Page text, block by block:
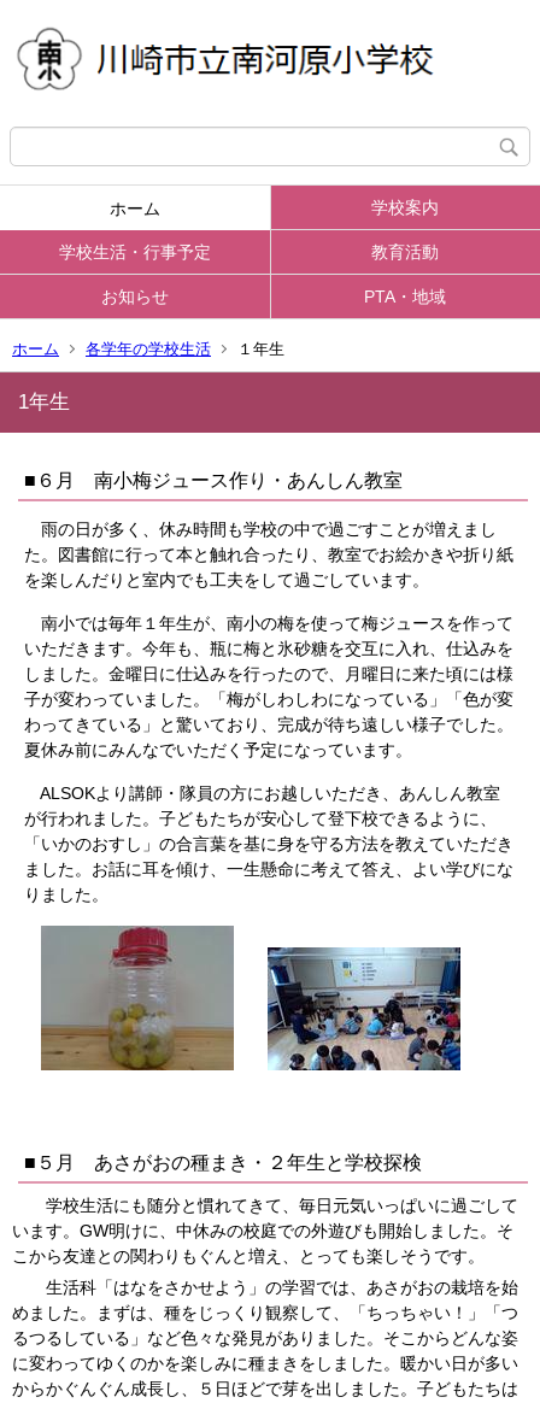
ホーム 学校案内
学校生活・行事予定 教育活動
お知らせ PTA・地域
ホーム 各学年の学校生活 １年生
1年生
■６月 南小梅ジュース作り・あんしん教室
雨の日が多く、休み時間も学校の中で過ごすことが増えまし
た。図書館に行って本と触れ合ったり、教室でお絵かきや折り紙
を楽しんだりと室内でも工夫をして過ごしています。
南小では毎年１年生が、南小の梅を使って梅ジュースを作って
いただきます。今年も、瓶に梅と氷砂糖を交互に入れ、仕込みを
しました。金曜日に仕込みを行ったので、月曜日に来た頃には様
子が変わっていました。「梅がしわしわになっている」「色が変
わってきている」と驚いており、完成が待ち遠しい様子でした。
夏休み前にみんなでいただく予定になっています。
ALSOKより講師・隊員の方にお越しいただき、あんしん教室
が行われました。子どもたちが安心して登下校できるように、
「いかのおすし」の合言葉を基に身を守る方法を教えていただき
ました。お話に耳を傾け、一生懸命に考えて答え、よい学びにな
りました。
■５月 あさがおの種まき・２年生と学校探検
学校生活にも随分と慣れてきて、毎日元気いっぱいに過ごして
います。GW明けに、中休みの校庭での外遊びも開始しました。そ
こから友達との関わりもぐんと増え、とっても楽しそうです。
生活科「はなをさかせよう」の学習では、あさがおの栽培を始
めました。まずは、種をじっくり観察して、「ちっちゃい！」「つ
るつるしている」など色々な発見がありました。そこからどんな姿
に変わってゆくのかを楽しみに種まきをしました。暖かい日が多い
からかぐんぐん成長し、５日ほどで芽を出しました。子どもたちは